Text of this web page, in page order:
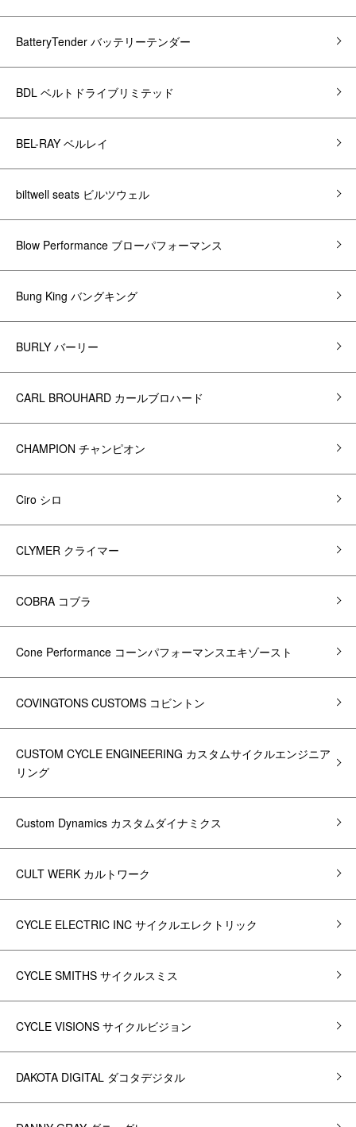
BatteryTender バッテリーテンダー
BDL ベルトドライブリミテッド
BEL-RAY ベルレイ
biltwell seats ビルツウェル
Blow Performance ブローパフォーマンス
Bung King バングキング
BURLY バーリー
CARL BROUHARD カールブロハード
CHAMPION チャンピオン
Ciro シロ
CLYMER クライマー
COBRA コブラ
Cone Performance コーンパフォーマンスエキゾースト
COVINGTONS CUSTOMS コビントン
CUSTOM CYCLE ENGINEERING カスタムサイクルエンジニア
リング
Custom Dynamics カスタムダイナミクス
CULT WERK カルトワーク
CYCLE ELECTRIC INC サイクルエレクトリック
CYCLE SMITHS サイクルスミス
CYCLE VISIONS サイクルビジョン
DAKOTA DIGITAL ダコタデジタル